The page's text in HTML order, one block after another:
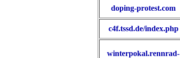
doping-protest.com
c4f.tssd.de/index.php
winterpokal.rennrad-